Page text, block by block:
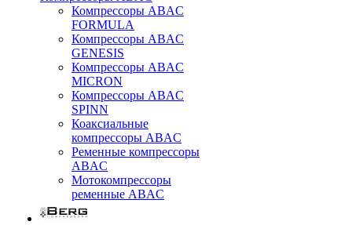
Компрессоры ABAC
FORMULA
Компрессоры ABAC
GENESIS
Компрессоры ABAC
MICRON
Компрессоры ABAC
SPINN
Коаксиальные
компрессоры ABAC
Ременные компрессоры
ABAC
Мотокомпрессоры
ременные ABAC